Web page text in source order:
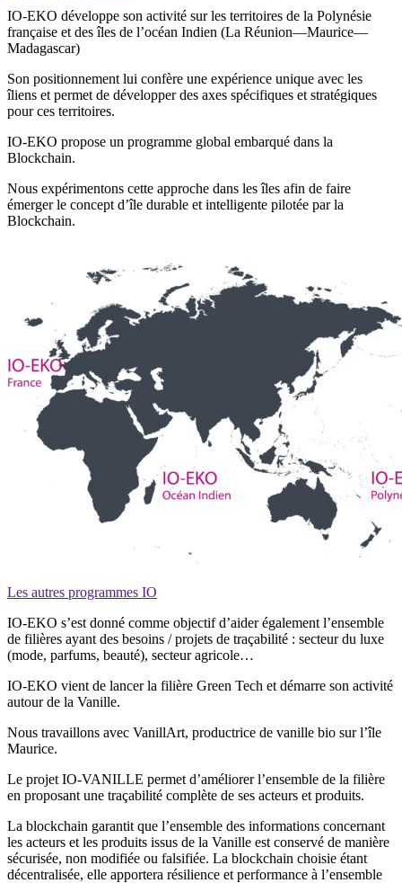
IO-EKO développe son activité sur les territoires de la Polynésie
française et des îles de l’océan Indien (La Réunion—Maurice—
Madagascar)
Son positionnement lui confère une expérience unique avec les
îliens et permet de développer des axes spécifiques et stratégiques
pour ces territoires.
IO-EKO propose un programme global embarqué dans la
Blockchain.
Nous expérimentons cette approche dans les îles afin de faire
émerger le concept d’île durable et intelligente pilotée par la
Blockchain.
Les autres programmes IO
IO-EKO s’est donné comme objectif d’aider également l’ensemble
de filières ayant des besoins / projets de traçabilité : secteur du luxe
(mode, parfums, beauté), secteur agricole…
IO-EKO vient de lancer la filière Green Tech et démarre son activité
autour de la Vanille.
Nous travaillons avec VanillArt, productrice de vanille bio sur l’île
Maurice.
Le projet IO-VANILLE permet d’améliorer l’ensemble de la filière
en proposant une traçabilité complète de ses acteurs et produits.
La blockchain garantit que l’ensemble des informations concernant
les acteurs et les produits issus de la Vanille est conservé de manière
sécurisée, non modifiée ou falsifiée. La blockchain choisie étant
décentralisée, elle apportera résilience et performance à l’ensemble